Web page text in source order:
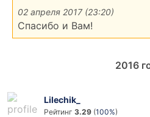
02 апреля 2017 (23:20)
Спасибо и Вам!
2016
Lilechik_
Рейтинг 3.29 (100%)